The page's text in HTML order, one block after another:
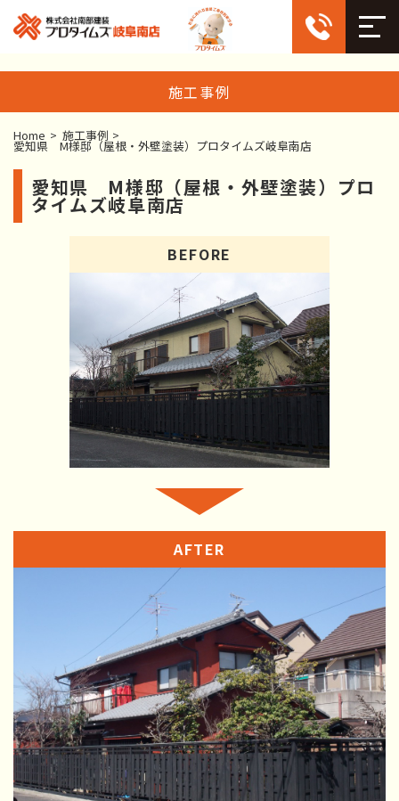
施工事例
Home > 施工事例 >
愛知県 M様邸（屋根・外壁塗装）プロタイムズ岐阜南店
愛知県 M様邸（屋根・外壁塗装）プロ
タイムズ岐阜南店
BEFORE
AFTER